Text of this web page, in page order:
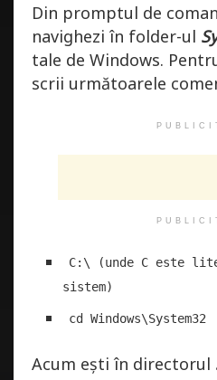
Din promptul de
navighezi în folder-ul
tale de Windows.
scrii următoarele
C:\ (unde C este
sistem)
cd Windows\System32
Acum ești în directorul